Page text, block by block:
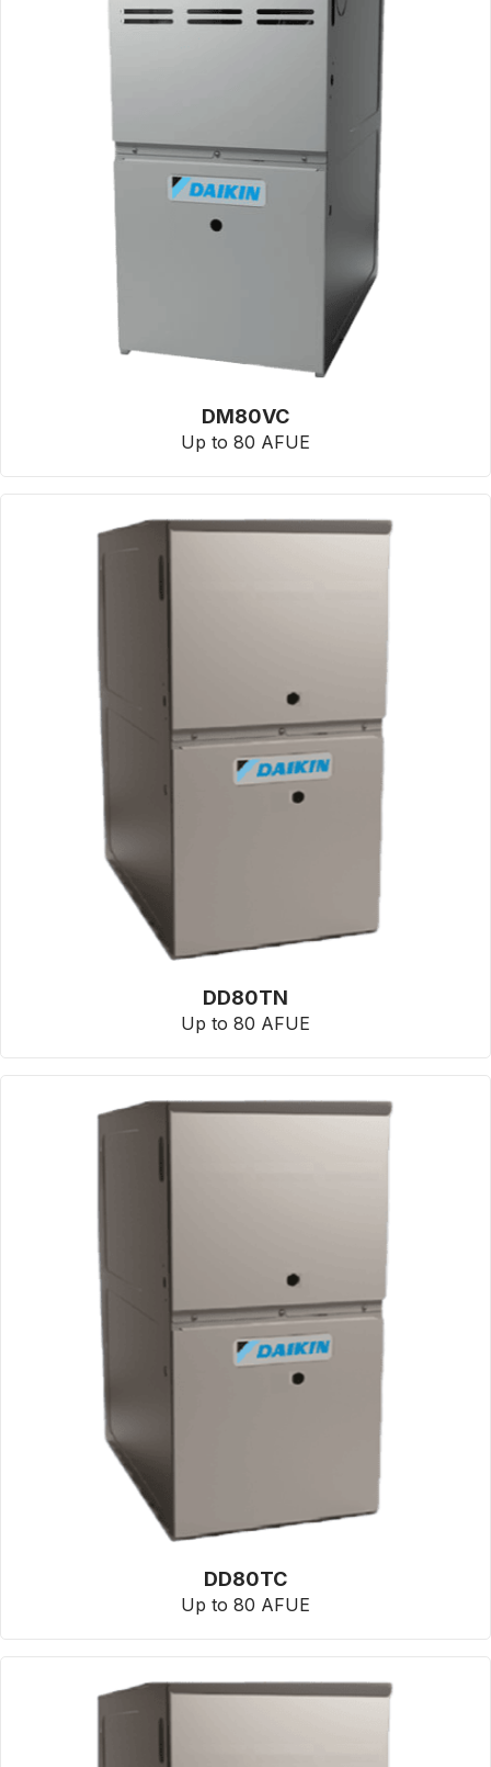
DM80VC
Up to 80 AFUE
DD80TN
Up to 80 AFUE
DD80TC
Up to 80 AFUE